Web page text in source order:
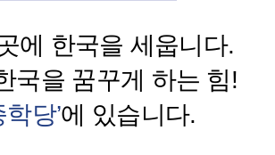
에 한국을 세웁니다.
국을 꿈꾸게 하는 힘!
학당’에 있습니다.